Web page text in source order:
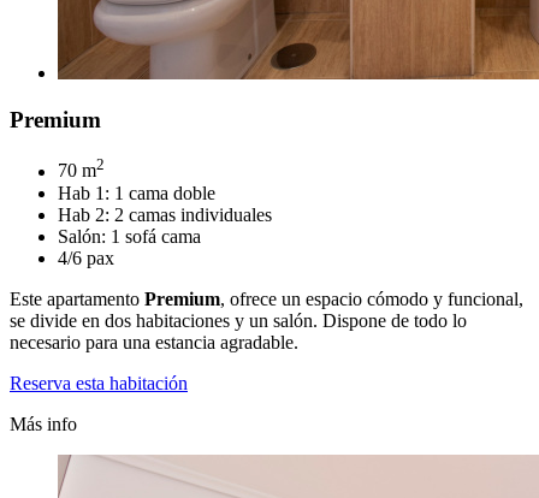
Premium
70 m2
Hab 1: 1 cama doble
Hab 2: 2 camas individuales
Salón: 1 sofá cama
4/6 pax
Este apartamento Premium, ofrece un espacio cómodo y funcional,
se divide en dos habitaciones y un salón. Dispone de todo lo
necesario para una estancia agradable.
Reserva esta habitación
Más info